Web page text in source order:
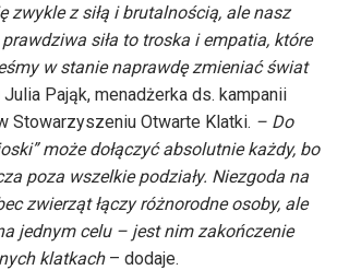
zwykle z siłą i brutalnością, ale nasz
siła to troska i empatia, które
w stanie naprawdę zmieniać świat
Pająk, menadżerka ds. kampanii
Stowarzyszeniu Otwarte Klatki. – Do
może dołączyć absolutnie każdy, bo
poza wszelkie podziały. Niezgoda na
zwierząt łączy różnorodne osoby, ale
jednym celu – jest nim zakończenie
klatkach– dodaje.